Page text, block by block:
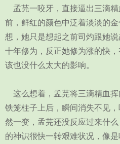
孟芫一咬牙，直接逼出三滴
前，鲜红的颜色中泛着淡淡的
想，她只是想起之前司灼跟她
十年修为，反正她修为涨的快
该也没什么太大的影响。
这么想着，孟芫将三滴精血挥
铁笼柱子上后，瞬间消失不见
然一变，孟芫还没反应过来什
的神识很快一转艰难状况，像